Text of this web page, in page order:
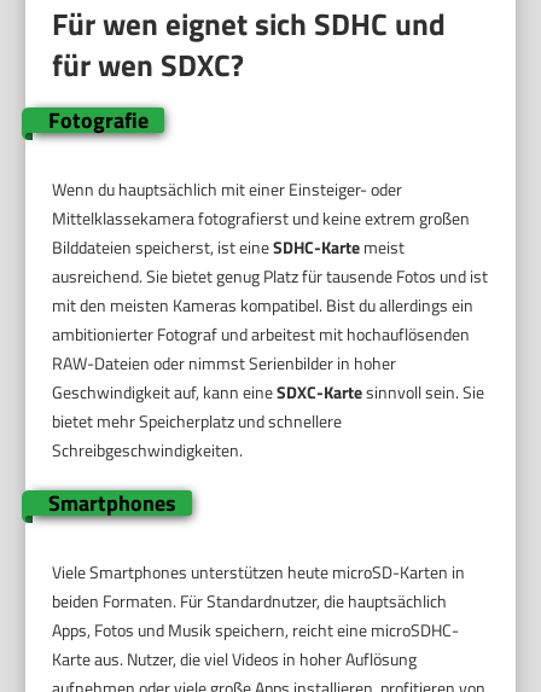
Für wen eignet sich SDHC und
für wen SDXC?
Fotografie
Wenn du hauptsächlich mit einer Einsteiger- oder
Mittelklassekamera fotografierst und keine extrem großen
Bilddateien speicherst, ist eineSDHC-Kartemeist
ausreichend. Sie bietet genug Platz für tausende Fotos und ist
mit den meisten Kameras kompatibel. Bist du allerdings ein
ambitionierter Fotograf und arbeitest mit hochauflösenden
RAW-Dateien oder nimmst Serienbilder in hoher
Geschwindigkeit auf, kann eineSDXC-Kartesinnvoll sein. Sie
bietet mehr Speicherplatz und schnellere
Schreibgeschwindigkeiten.
Smartphones
Viele Smartphones unterstützen heute microSD-Karten in
beiden Formaten. Für Standardnutzer, die hauptsächlich
Apps, Fotos und Musik speichern, reicht eine microSDHC-
Karte aus. Nutzer, die viel Videos in hoher Auflösung